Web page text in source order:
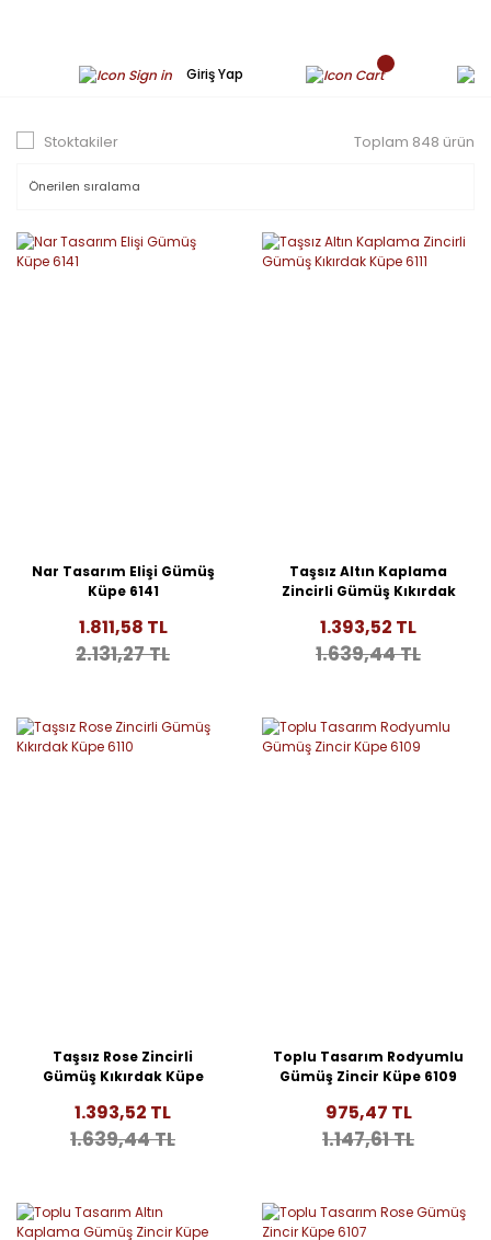
Giriş Yap
Stoktakiler Toplam 848 ürün
Nar Tasarım Elişi Gümüş
Küpe 6141
1.811,58 TL
2.131,27 TL
Taşsız Altın Kaplama
Zincirli Gümüş Kıkırdak
1.393,52 TL
1.639,44 TL
Taşsız Rose Zincirli
Gümüş Kıkırdak Küpe
1.393,52 TL
1.639,44 TL
Toplu Tasarım Rodyumlu
Gümüş Zincir Küpe 6109
975,47 TL
1.147,61 TL